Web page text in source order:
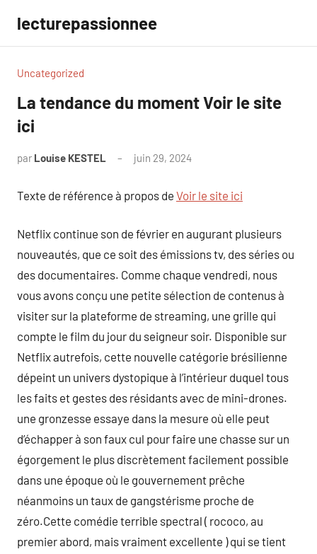
contenu
lecturepassionnee
Uncategorized
La tendance du moment Voir le site
ici
par Louise KESTEL juin 29, 2024
Texte de référence à propos de Voir le site ici
Netflix continue son de février en augurant plusieurs
nouveautés, que ce soit des émissions tv, des séries ou
des documentaires. Comme chaque vendredi, nous
vous avons conçu une petite sélection de contenus à
visiter sur la plateforme de streaming, une grille qui
compte le film du jour du seigneur soir. Disponible sur
Netflix autrefois, cette nouvelle catégorie brésilienne
dépeint un univers dystopique à l’intérieur duquel tous
les faits et gestes des résidants avec de mini-drones.
une gronzesse essaye dans la mesure où elle peut
d’échapper à son faux cul pour faire une chasse sur un
égorgement le plus discrètement facilement possible
dans une époque où le gouvernement prêche
néanmoins un taux de gangstérisme proche de
zéro.Cette comédie terrible spectral ( rococo, au
premier abord, mais vraiment excellente ) qui se tient